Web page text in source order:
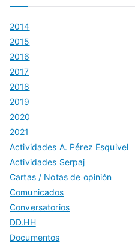
2014
2015
2016
2017
2018
2019
2020
2021
Actividades A. Pérez Esquivel
Actividades Serpaj
Cartas / Notas de opinión
Comunicados
Conversatorios
DD.HH
Documentos